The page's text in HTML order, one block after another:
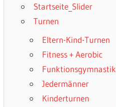
Startseite_Slider
Turnen
Eltern-Kind-Turnen
Fitness + Aerobic
Funktionsgymnastik
Jedermänner
Kinderturnen